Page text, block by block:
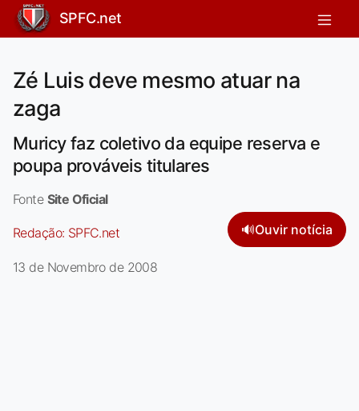
SPFC.net
Zé Luis deve mesmo atuar na
zaga
Muricy faz coletivo da equipe reserva e
poupa prováveis titulares
Fonte Site Oficial
Redação: SPFC.net 🔊Ouvir notícia
13 de Novembro de 2008